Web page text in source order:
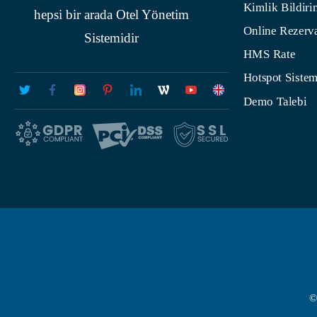
hepsi bir arada Otel Yönetim
Sistemidir
Kimlik
Online
HMS Rate
Hotspot
Demo Talebi